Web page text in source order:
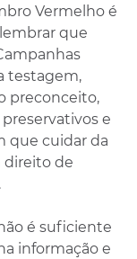
Vermelho é
que
testagem,
preconceito,
e
que cuidar da
direito de
é suficiente
informação e